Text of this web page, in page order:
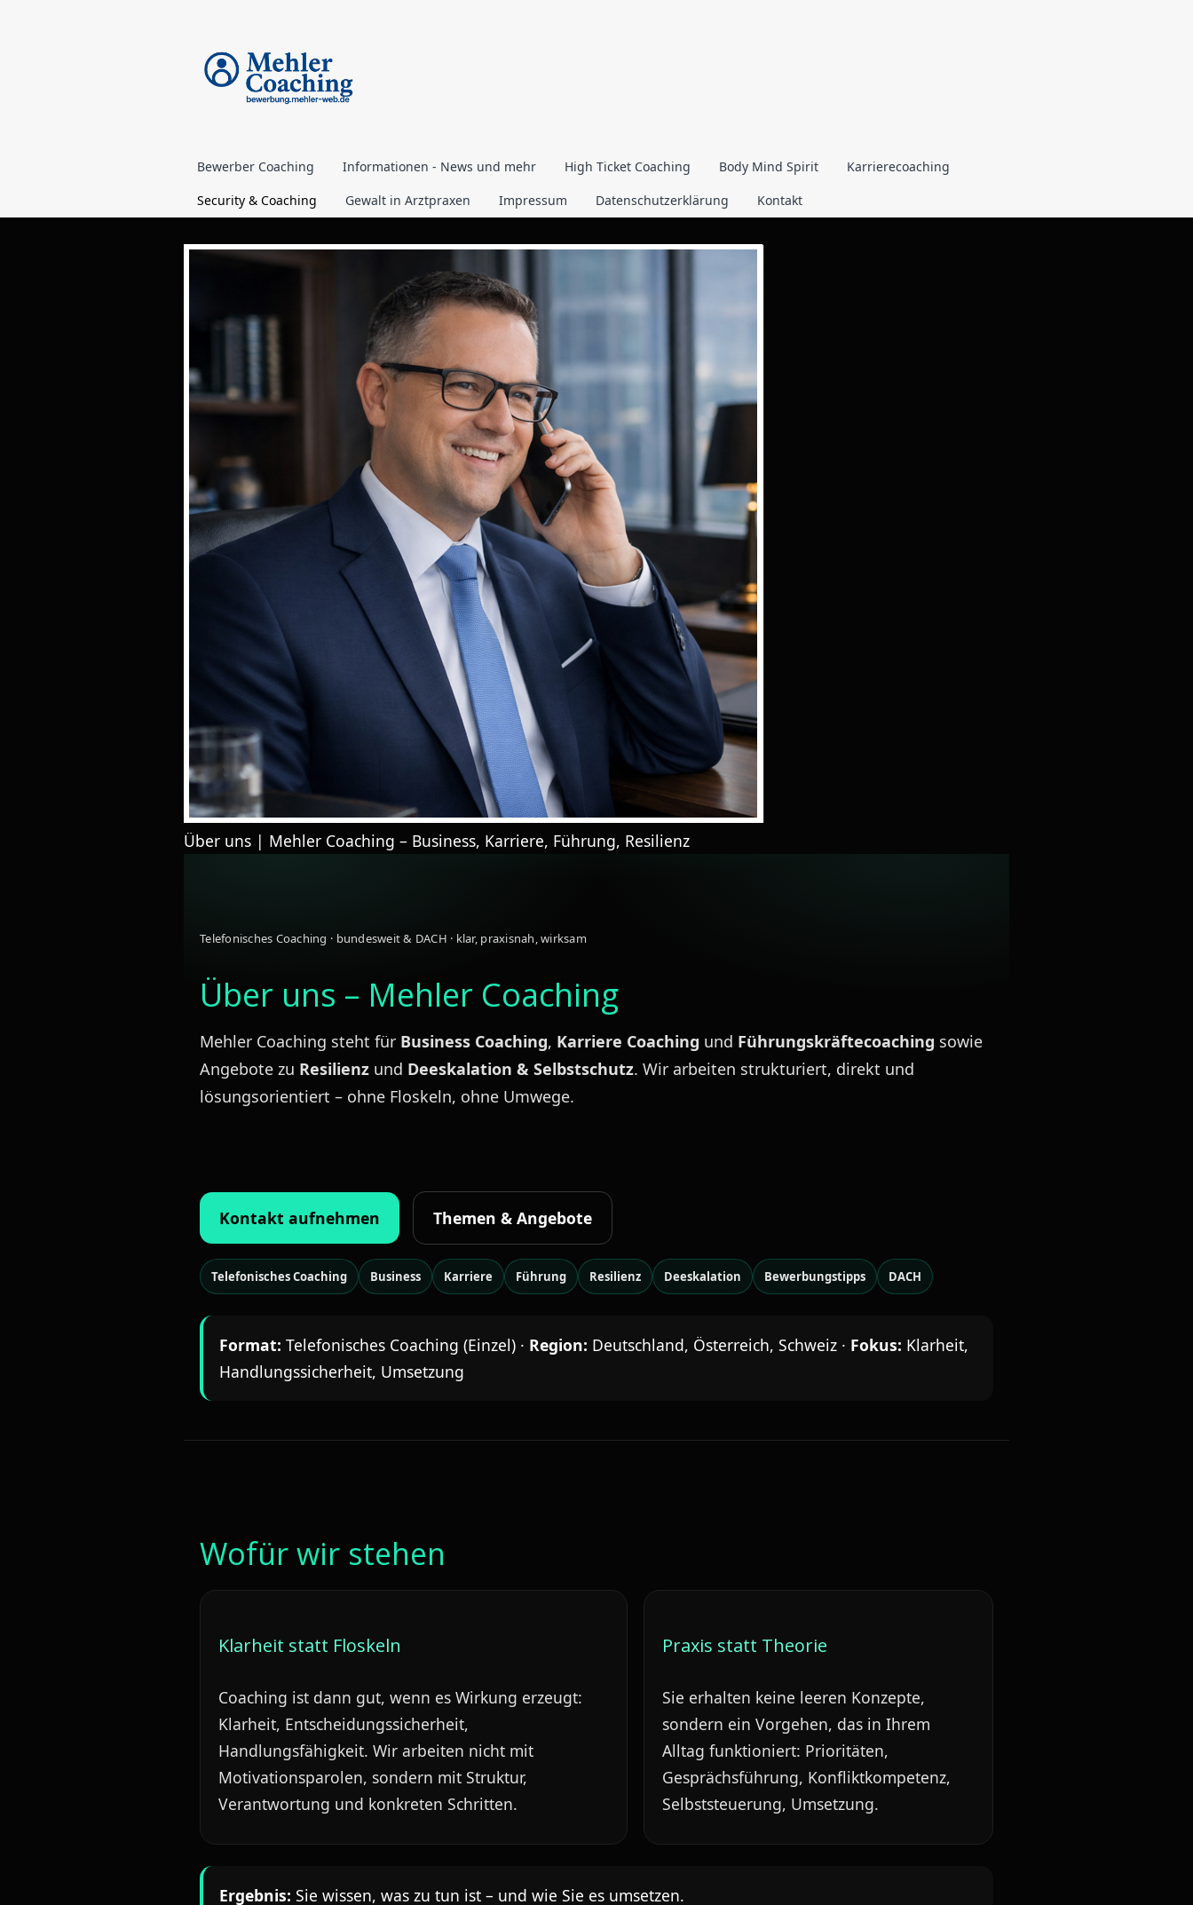
Bewerber Coaching Informationen - News und mehr High Ticket Coaching Body Mind Spirit
Karrierecoaching
Security & Coaching
Gewalt in Arztpraxen Impressum Datenschutzerklärung Kontakt
Über uns | Mehler Coaching – Business, Karriere, Führung, Resilienz
Telefonisches Coaching · bundesweit & DACH · klar, praxisnah, wirksam
Über uns – Mehler Coaching
Mehler Coaching steht für Business Coaching, Karriere Coaching und Führungskräftecoaching sowie
Angebote zu Resilienz und Deeskalation & Selbstschutz. Wir arbeiten strukturiert, direkt und
lösungsorientiert – ohne Floskeln, ohne Umwege.
Kontakt aufnehmen Themen & Angebote
Telefonisches Coaching Business Karriere Führung Resilienz Deeskalation Bewerbungstipps DACH
Format: Telefonisches Coaching (Einzel) · Region: Deutschland, Österreich, Schweiz · Fokus: Klarheit,
Handlungssicherheit, Umsetzung
Wofür wir stehen
Klarheit statt Floskeln
Coaching ist dann gut, wenn es Wirkung erzeugt:
Klarheit, Entscheidungssicherheit,
Handlungsfähigkeit. Wir arbeiten nicht mit
Motivationsparolen, sondern mit Struktur,
Verantwortung und konkreten Schritten.
Praxis statt Theorie
Sie erhalten keine leeren Konzepte,
sondern ein Vorgehen, das in Ihrem
Alltag funktioniert: Prioritäten,
Gesprächsführung, Konfliktkompetenz,
Selbststeuerung, Umsetzung.
Ergebnis: Sie wissen, was zu tun ist – und wie Sie es umsetzen.